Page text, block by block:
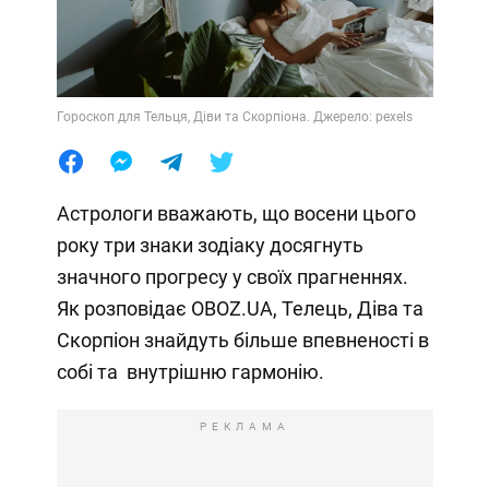
Гороскоп для Тельця, Діви та Скорпіона. Джерело: pexels
Астрологи вважають, що восени цього
року три знаки зодіаку досягнуть
значного прогресу у своїх прагненнях.
Як розповідає OBOZ.UA, Телець, Діва та
Скорпіон знайдуть більше впевненості в
собі та внутрішню гармонію.
РЕКЛАМА